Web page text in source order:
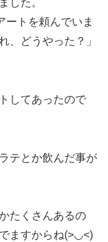
した。
ートを頼んでいま
、どうやった？」
してあったので
テとか飲んだ事が
たくさんあるの
ますからね(>◡<)